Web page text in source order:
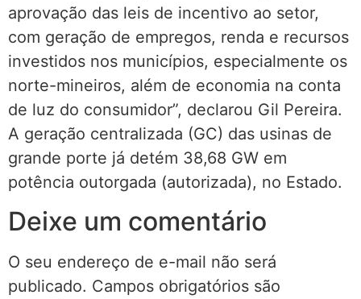
aprovação das leis de incentivo ao setor,
com geração de empregos, renda e recursos
investidos nos municípios, especialmente os
norte-mineiros, além de economia na conta
de luz do consumidor”, declarou Gil Pereira.
A geração centralizada (GC) das usinas de
grande porte já detém 38,68 GW em
potência outorgada (autorizada), no Estado.
Deixe um comentário
O seu endereço de e-mail não será
publicado. Campos obrigatórios são